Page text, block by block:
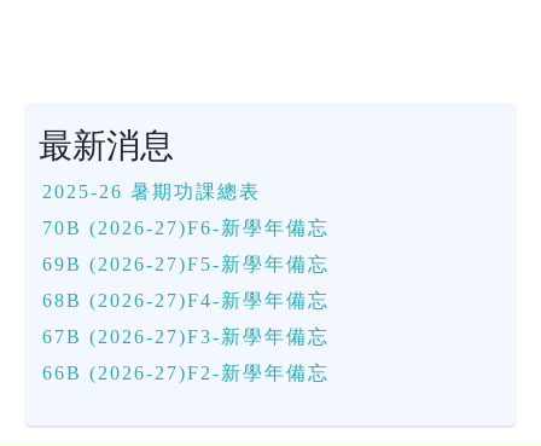
最新消息
2025-26 暑期功課總表
70B (2026-27)F6-新學年備忘
69B (2026-27)F5-新學年備忘
68B (2026-27)F4-新學年備忘
67B (2026-27)F3-新學年備忘
66B (2026-27)F2-新學年備忘